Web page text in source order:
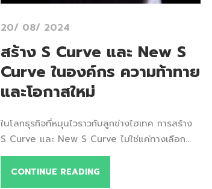
20/ 08/ 2024
สร้าง S Curve และ New S
Curve ในองค์กร ความท้าทาย
และโอกาสใหม่
ในโลกธุรกิจที่หมุนไวราวกับลูกข่างไฮเทค การสร้าง
S Curve และ New S Curve ไม่ใช่แค่ทางเลือก...
CONTINUE READING